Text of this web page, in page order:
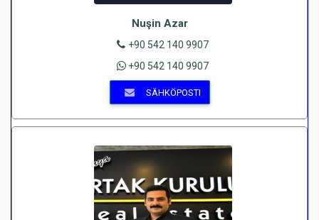
Nuşin Azar
+90 542 140 9907
+90 542 140 9907
SÄHKÖPOSTI